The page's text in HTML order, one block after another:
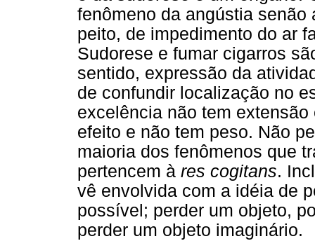
fenômeno da angústia
peito, de impedimento do ar
Sudorese e fumar cigarros
sentido, expressão da
de confundir localização no
excelência não tem
efeito e não tem peso. Não
maioria dos fenômenos que
pertencem à res cogitans.
vê envolvida com a idéia de
possível; perder um objeto,
perder um objeto imaginário.